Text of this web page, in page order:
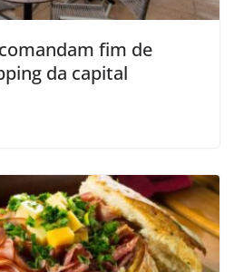
fim de
da capital